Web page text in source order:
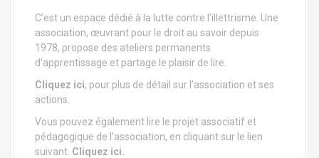
C’est un espace dédié à la lutte contre l’illettrisme. Une
association, œuvrant pour le droit au savoir depuis
1978, propose des ateliers permanents
d’apprentissage et partage le plaisir de lire.
Cliquez ici, pour plus de détail sur l’association et ses
actions.
Vous pouvez également lire le projet associatif et
pédagogique de l’association, en cliquant sur le lien
suivant. Cliquez ici.